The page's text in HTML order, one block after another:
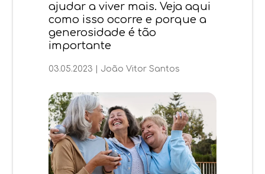
ajudar a viver mais. Veja aqui
como isso ocorre e porque a
generosidade é tão
importante
03.05.2023 João Vitor Santos